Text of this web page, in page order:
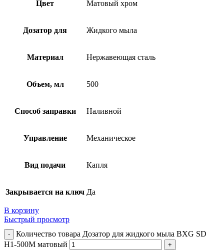
Цвет Матовый хром
Дозатор для Жидкого мыла
Материал Нержавеющая сталь
Объем, мл 500
Способ заправки Наливной
Управление Механическое
Вид подачи Капля
Закрывается на ключ Да
В корзину
Быстрый просмотр
Количество товара Дозатор для жидкого мыла BXG SD
H1-500M матовый